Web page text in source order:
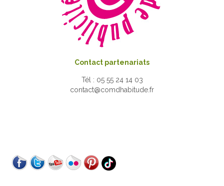
Contact partenariats
Tél : 05 55 24 14 03
contact@comdhabitude.fr